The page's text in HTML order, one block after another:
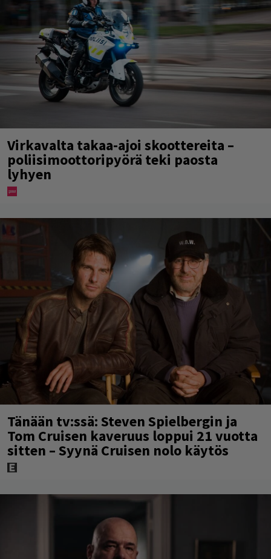
Virkavalta takaa-ajoi skoottereita –
poliisimoottoripyörä teki paosta
lyhyen
Tänään tv:ssä: Steven Spielbergin ja
Tom Cruisen kaveruus loppui 21 vuotta
sitten – Syynä Cruisen nolo käytös